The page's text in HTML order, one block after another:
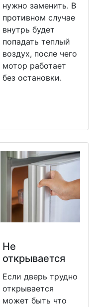
нужно заменить. В
противном случае
внутрь будет
попадать теплый
воздух, после чего
мотор работает
без остановки.
Не
открывается
Если дверь трудно
открывается
может быть что